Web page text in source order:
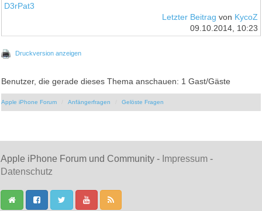
D3rPat3
Letzter Beitrag von KycoZ
09.10.2014, 10:23
Druckversion anzeigen
Benutzer, die gerade dieses Thema anschauen: 1 Gast/Gäste
Apple iPhone Forum Anfängerfragen Gelöste Fragen
Apple iPhone Forum und Community - Impressum -
Datenschutz